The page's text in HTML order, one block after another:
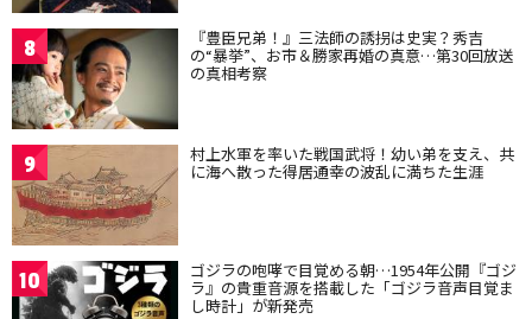
8 『豊臣兄弟！』三法師の誘拐は史実？秀吉
の“暴挙”、お市＆勝家再婚の真意…第30回放送
の真相考察
9 村上水軍を率いた戦国武将！幼い弟を支え、共
に海へ散った得居通幸の波乱に満ちた生涯
10 ゴジラの咆哮で目覚める朝…1954年公開『ゴジ
ラ』の貴重音源を搭載した「ゴジラ音声目覚ま
し時計」が新発売